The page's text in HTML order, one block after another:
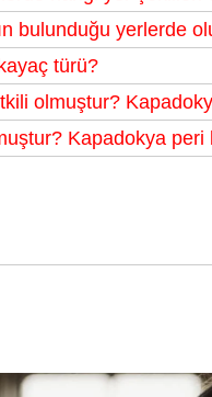
bulunduğu yerlerde
türü?
olmuştur?
Kapadokya peri